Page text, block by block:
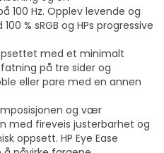
100 Hz. Opplev levende og
% sRGB og HPs progressive
med et minimalt
på tre sider og
eller pare med en annen
og vær
med fireveis justerbarhet og
oppsett. HP Eye Ease